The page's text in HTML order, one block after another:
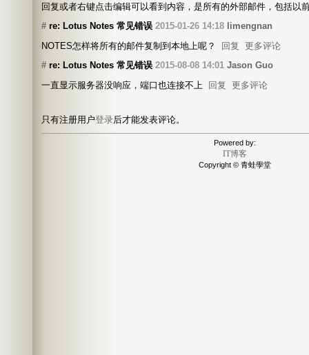
回复或者右键点击编辑可以看到内容，是所有的外部邮件，包括以
# re: Lotus Notes 常见错误 2015-01-26 14:18 limengnan
NOTES怎样将所有的邮件复制到本地上呢？
回复
更多评论
# re: Lotus Notes 常见错误 2015-08-08 14:01 Jason Guo
一直显示服务器没响应，端口也连接不上
回复 更多评论
只有注册用户登录后才能发表评论。
Powered by:
IT博客
Copyright © 青蛙學堂